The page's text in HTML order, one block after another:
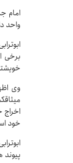
امام
واحد
برخی
وی
خود
پیوند